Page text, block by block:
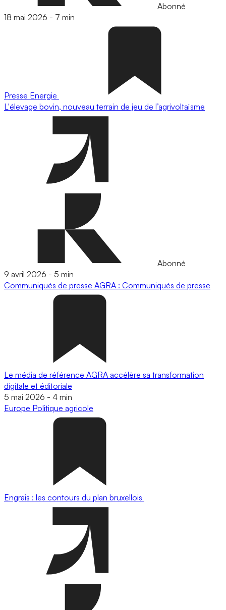
Abonné
18 mai 2026 - 7 min
Presse Energie
L'élevage bovin, nouveau terrain de jeu de l’agrivoltaïsme
Abonné
9 avril 2026 - 5 min
Communiqués de presse AGRA : Communiqués de presse
Le média de référence AGRA accélère sa transformation
digitale et éditoriale
5 mai 2026 - 4 min
Europe Politique agricole
Engrais : les contours du plan bruxellois